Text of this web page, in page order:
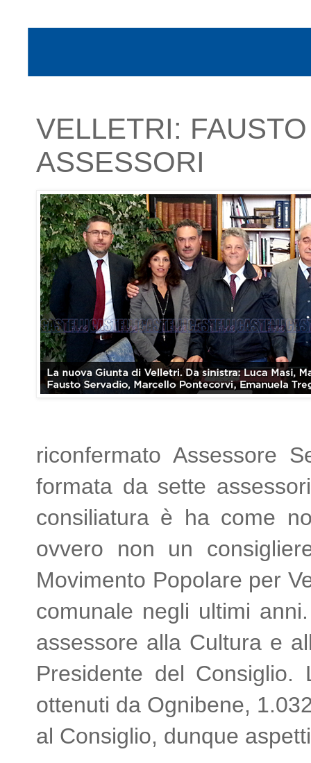
VELLETRI:
ASSESSORI
riconfermato Assessore
formata da sette
consiliatura è ha come
ovvero non un
Movimento Popolare per
comunale negli ultimi
assessore alla Cultura e
Presidente del
ottenuti da Ognibene,
al Consiglio, dunque